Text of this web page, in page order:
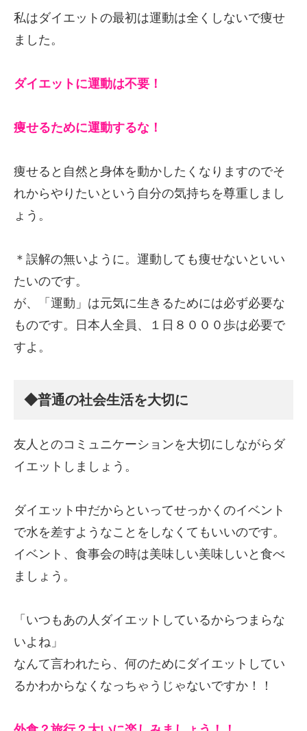
私はダイエットの最初は運動は全くしないで痩せ
ました。
ダイエットに運動は不要！
痩せるために運動するな！
痩せると自然と身体を動かしたくなりますのでそ
れからやりたいという自分の気持ちを尊重しまし
ょう。
＊誤解の無いように。運動しても痩せないといい
たいのです。
が、「運動」は元気に生きるためには必ず必要な
ものです。日本人全員、１日８０００歩は必要で
すよ。
◆普通の社会生活を大切に
友人とのコミュニケーションを大切にしながらダ
イエットしましょう。
ダイエット中だからといってせっかくのイベント
で水を差すようなことをしなくてもいいのです。
イベント、食事会の時は美味しい美味しいと食べ
ましょう。
「いつもあの人ダイエットしているからつまらな
いよね」
なんて言われたら、何のためにダイエットしてい
るかわからなくなっちゃうじゃないですか！！